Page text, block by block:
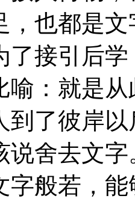
，也都是
了接引后
喻：就是
到了彼岸
说舍去文
字般若，